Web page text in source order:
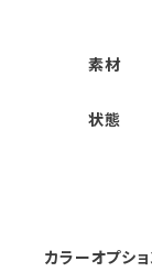
素材
状態
カラーオプショ